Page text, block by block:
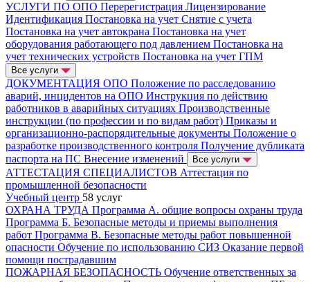
УСЛУГИ ПО ОПО Перерегистрация Лицензирование
Идентификация Постановка на учет Снятие с учета
Постановка на учет автокрана Постановка на учет
оборудования работающего под давлением Постановка на
учет технических устройств Постановка на учет ГПМ
Все услуги
ДОКУМЕНТАЦИЯ ОПО Положение по расследованию
аварий, инцидентов на ОПО Инструкция по действию
работников в аварийных ситуациях Производственные
инструкции (по профессии и по видам работ) Приказы и
организационно-распорядительные документы Положение о
разработке производственного контроля Получение дубликата
паспорта на ПС Внесение изменений Все услуги
АТТЕСТАЦИЯ СПЕЦИАЛИСТОВ Аттестация по
промышленной безопасности
Учебный центр 58 услуг
ОХРАНА ТРУДА Программа А. общие вопросы охраны труда
Программа Б. Безопасные методы и приемы выполнения
работ Программа В. Безопасные методы работ повышенной
опасности Обучение по использованию СИЗ Оказание первой
помощи пострадавшим
ПОЖАРНАЯ БЕЗОПАСНОСТЬ Обучение ответственных за